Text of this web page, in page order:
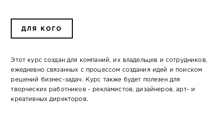
ДЛЯ КОГО
Этот курс создан для компаний, их владельцев и сотрудников,
ежедневно связанных с процессом создания идей и поиском
решений бизнес-задач. Курс также будет полезен для
творческих работников - рекламистов, дизайнеров, арт- и
креативных директоров.